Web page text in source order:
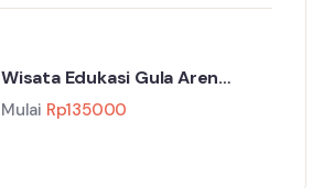
Wisata Edukasi Gula Aren
Branjang
Mulai Rp135000